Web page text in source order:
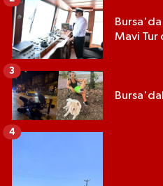
Mavi Tur
3
4